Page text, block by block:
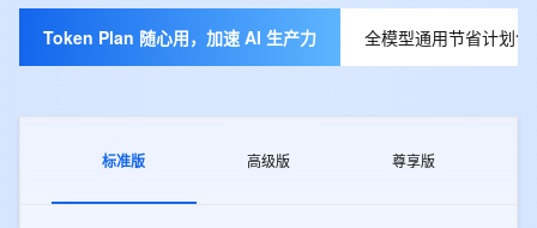
Token Plan 随心用，加速 AI 生产力 全模型通用节省计划
标准版 高级版 尊享版